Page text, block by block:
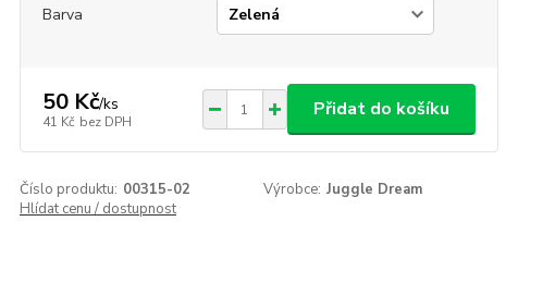
Barva
50 Kč/ks
41 Kč bez DPH
Přidat do košíku
Číslo produktu: 00315-02 Výrobce: Juggle Dream
Hlídat cenu / dostupnost